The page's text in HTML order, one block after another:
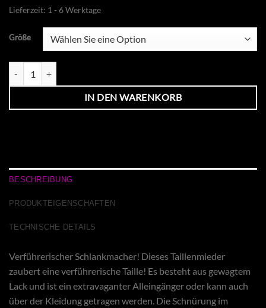
Lieferzeit: 1 - 6 Werktage
Größe
IN DEN WARENKORB
BESCHREIBUNG
PRODUKTEIGENSCHAFTEN
TECHNISCHE DETAILS
Verführerischer Schlankmacher! Dieses Taillenmieder
zaubert eine verführerische Taille! Es besteht aus gewagtem
Lack und ist ein extravaganter Alleingänger oder kann auch
über der Kleidung getragen werden. Die Schnürung im